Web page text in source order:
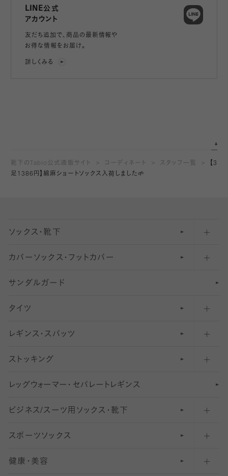
LINE公式
アカウント
友だち追加で、 商品の最新情報や
お得な情報をお届け。
詳しくみる
靴下のTabio公式通販サイト コーディネート スタッフ一覧
【3
足1386円】綿麻ショートソックス入荷しました🌱
ソックス・靴下
五本指ソックス・靴下
足袋ソックス・靴下
無地・プレーンソックス・靴下
柄ソックス・靴下
スニーカー（くるぶし）用ソックス
アンクル・ショートソックス（くるぶし上）
クルーソックス（ふくらはぎ下）
ハイソックス
オーバーニー・ニーハイソックス
カバーソックス・フットカバー
フットカバー・カバーソックス（深め）
フットカバー・カバーソックス（ふつう）
フットカバー・カバーソックス（浅め）
サンダルガード
タイツ
30デニール以下のタイツ（薄手タイツ）
31〜40デニールタイツ
41〜60デニールタイツ
61〜80デニールタイツ
81 〜110デニールタイツ
111〜210デニールタイツ
レギンス・スパッツ
柄レギンス
無地レギンス
レギンスパンツ（レギパン）
マタニティレギンス
5 分丈
ストッキング
伝線しにくいストッキング
ショートストッキング
結婚式用ストッキング
美脚ストッキング
レッ グ ウォー マー ・ セパレー ト レ ギンス
ビジネス/スーツ用 ソックス・靴下
匠シリーズ
フレッシャーズ向けソックス・靴下
スポーツソックス
ランニングソックス・靴下
健康・美容